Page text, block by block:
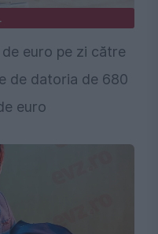
euro pe zi către
de datoria de 680
euro